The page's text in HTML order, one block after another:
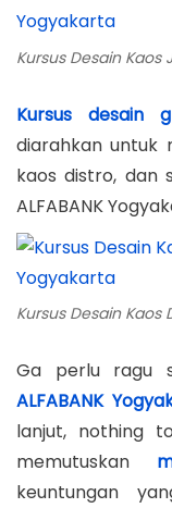
t
e
o
n
Kursus Desain Kaos
Kursus desain
diarahkan untuk
kaos distro, dan
ALFABANK
Kursus Desain Kaos
Ga perlu ragu
ALFABANK
lanjut, nothing
memutuskan
keuntungan